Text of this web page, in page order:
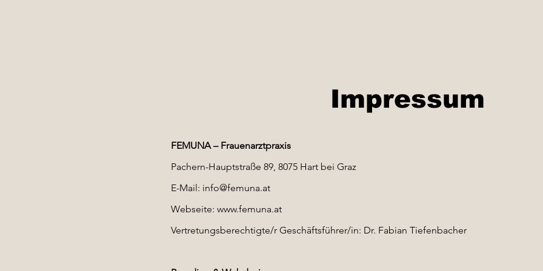
Impressum
FEMUNA – Frauenarztpraxis
Pachern-Hauptstraße 89, 8075 Hart bei Graz
E-Mail: info@femuna.at
Webseite: www.femuna.at
Vertretungsberechtigte/r Geschäftsführer/in: Dr. Fabian Tiefenbacher